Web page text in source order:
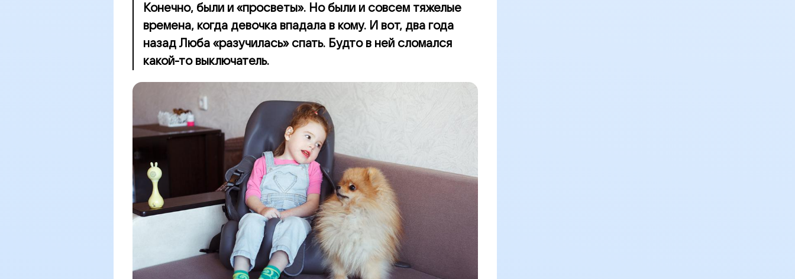
Конечно, были и «просветы». Но были и совсем тяжелые
времена, когда девочка впадала в кому. И вот, два года
назад Люба «разучилась» спать. Будто в ней сломался
какой-то выключатель.